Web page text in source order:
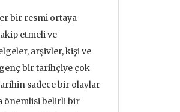
bir resmi ortaya
etmeli ve
arşivler, kişi ve
bir tarihçiye çok
sadece bir olaylar
önemlisi belirli bir